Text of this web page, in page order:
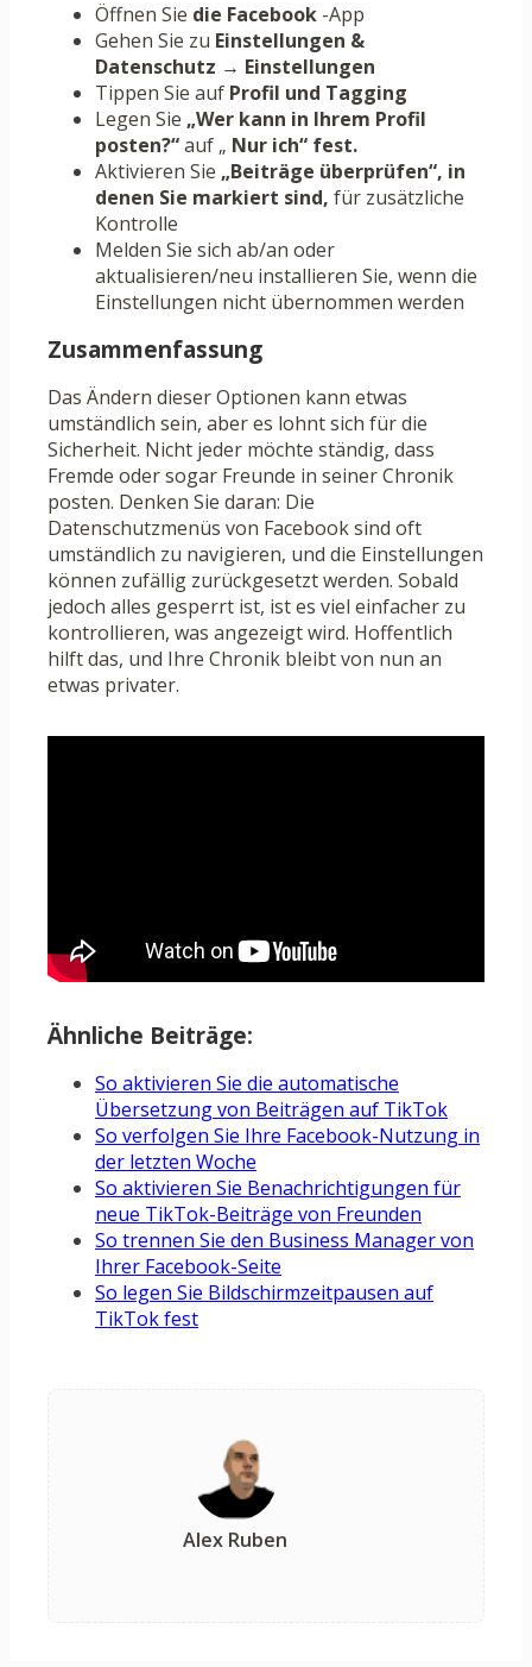
Öffnen Sie die Facebook -App
Gehen Sie zu Einstellungen &
Datenschutz → Einstellungen
Tippen Sie auf Profil und Tagging
Legen Sie „Wer kann in Ihrem Profil
posten?“auf „ Nur ich“ fest.
Aktivieren Sie „Beiträge überprüfen“, in
denen Sie markiert sind, für zusätzliche
Kontrolle
Melden Sie sich ab/an oder
aktualisieren/neu installieren Sie, wenn die
Einstellungen nicht übernommen werden
Zusammenfassung
Das Ändern dieser Optionen kann etwas
umständlich sein, aber es lohnt sich für die
Sicherheit. Nicht jeder möchte ständig, dass
Fremde oder sogar Freunde in seiner Chronik
posten. Denken Sie daran: Die
Datenschutzmenüs von Facebook sind oft
umständlich zu navigieren, und die Einstellungen
können zufällig zurückgesetzt werden. Sobald
jedoch alles gesperrt ist, ist es viel einfacher zu
kontrollieren, was angezeigt wird. Hoffentlich
hilft das, und Ihre Chronik bleibt von nun an
etwas privater.
Ähnliche Beiträge:
So aktivieren Sie die automatische
Übersetzung von Beiträgen auf TikTok
So verfolgen Sie Ihre Facebook-Nutzung in
der letzten Woche
So aktivieren Sie Benachrichtigungen für
neue TikTok-Beiträge von Freunden
So trennen Sie den Business Manager von
Ihrer Facebook-Seite
So legen Sie Bildschirmzeitpausen auf
TikTok fest
Alex Ruben